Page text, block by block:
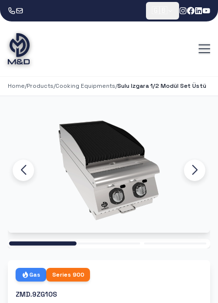
Home/Products/Cooking Equipments/Sulu Izgara 1/2 Modül Set Üstü
Gas Series 900
ZMD.9ZG10S